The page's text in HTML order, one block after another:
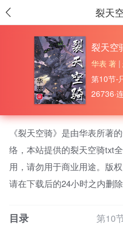
裂天
裂天空
华表 著 |
第10节-
26736·
《裂天空骑》是由华表所著
络，本站提供的裂天空骑txt
用，请勿用于商业用途。版
请在下载后的24小时之内删
弃，血与火与铁从天而降，
目录 第10